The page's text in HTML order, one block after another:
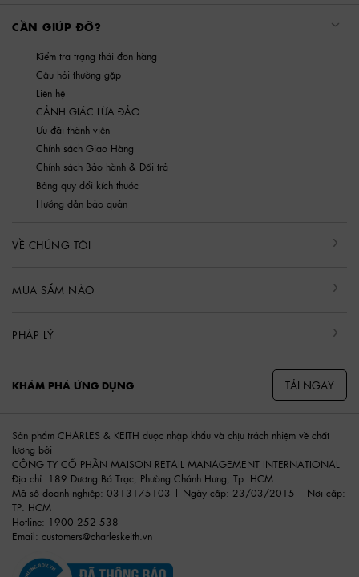
CẦN GIÚP ĐỠ?
Kiểm tra trạng thái đơn hàng
Câu hỏi thường gặp
Liên hệ
CẢNH GIÁC LỪA ĐẢO
Ưu đãi thành viên
Chính sách Giao Hàng
Chính sách Bảo hành & Đổi trả
Bảng quy đổi kích thước
Hướng dẫn bảo quản
VỀ CHÚNG TÔI
MUA SẮM NÀO
PHÁP LÝ
KHÁM PHÁ ỨNG DỤNG TẢI NGAY
Sản phẩm CHARLES & KEITH được nhập khẩu và chịu trách nhiệm về chất
lượng bởi
CÔNG TY CỔ PHẦN MAISON RETAIL MANAGEMENT INTERNATIONAL
Địa chỉ: 189 Dương Bá Trạc, Phường Chánh Hưng, Tp. HCM
Mã số doanh nghiệp: 0313175103 | Ngày cấp: 23/03/2015 | Nơi cấp:
TP. HCM
Hotline: 1900 252 538
Email: customers@charleskeith.vn